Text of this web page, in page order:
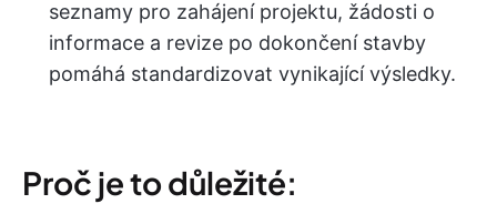
seznamy pro zahájení projektu, žádosti o
informace a revize po dokončení stavby
pomáhá standardizovat vynikající výsledky.
Proč je to důležité: